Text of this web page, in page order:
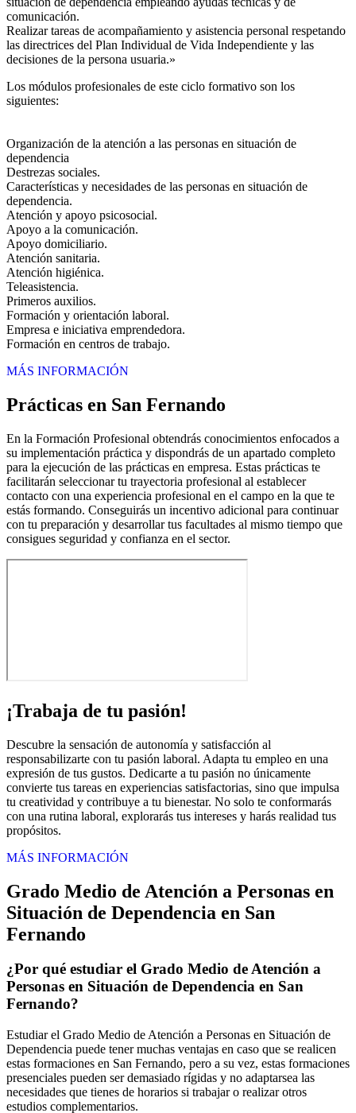
comunicación.
Realizar tareas de acompañamiento y asistencia personal respetando
las directrices del Plan Individual de Vida Independiente y las
decisiones de la persona usuaria.»
Los módulos profesionales de este ciclo formativo son los
siguientes:
Organización de la atención a las personas en situación de
dependencia
Destrezas sociales.
Características y necesidades de las personas en situación de
dependencia.
Atención y apoyo psicosocial.
Apoyo a la comunicación.
Apoyo domiciliario.
Atención sanitaria.
Atención higiénica.
Teleasistencia.
Primeros auxilios.
Formación y orientación laboral.
Empresa e iniciativa emprendedora.
Formación en centros de trabajo.
MÁS INFORMACIÓN
Prácticas en San Fernando
En la Formación Profesional obtendrás conocimientos enfocados a
su implementación práctica y dispondrás de un apartado completo
para la ejecución de las prácticas en empresa. Estas prácticas te
facilitarán seleccionar tu trayectoria profesional al establecer
contacto con una experiencia profesional en el campo en la que te
estás formando. Conseguirás un incentivo adicional para continuar
con tu preparación y desarrollar tus facultades al mismo tiempo que
consigues seguridad y confianza en el sector.
¡Trabaja de tu pasión!
Descubre la sensación de autonomía y satisfacción al
responsabilizarte con tu pasión laboral. Adapta tu empleo en una
expresión de tus gustos. Dedicarte a tu pasión no únicamente
convierte tus tareas en experiencias satisfactorias, sino que impulsa
tu creatividad y contribuye a tu bienestar. No solo te conformarás
con una rutina laboral, explorarás tus intereses y harás realidad tus
propósitos.
MÁS INFORMACIÓN
Grado Medio de Atención a Personas en
Situación de Dependencia en San
Fernando
¿Por qué estudiar el Grado Medio de Atención a
Personas en Situación de Dependencia en San
Fernando?
Estudiar el Grado Medio de Atención a Personas en Situación de
Dependencia puede tener muchas ventajas en caso que se realicen
estas formaciones en San Fernando, pero a su vez, estas formaciones
presenciales pueden ser demasiado rígidas y no adaptarsea las
necesidades que tienes de horarios si trabajar o realizar otros
estudios complementarios.